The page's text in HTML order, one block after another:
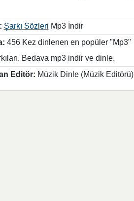
Şarkı Sözleri Mp3 İndir
456 Kez dinlenen en popüler "Mp3"
Bedava mp3 indir ve dinle.
Editör: Müzik Dinle (Müzik Editörü)